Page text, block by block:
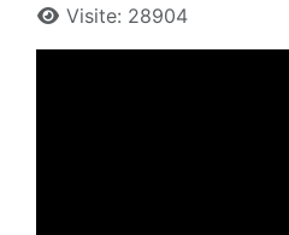
Visite: 28904